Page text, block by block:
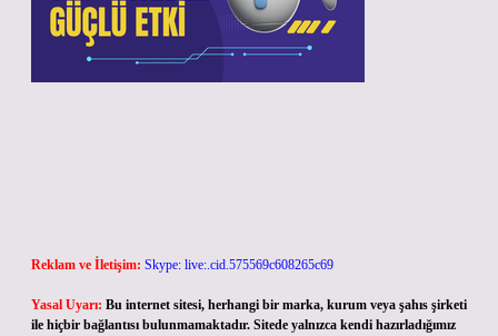
Reklam ve İletişim: Skype: live:.cid.575569c608265c69
Yasal Uyarı: Bu internet sitesi, herhangi bir marka, kurum veya şahıs şirketi
ile hiçbir bağlantısı bulunmamaktadır. Sitede yalnızca kendi hazırladığımız